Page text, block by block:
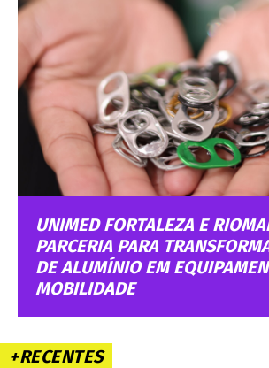
UNIMED FORTALEZA E
PARCERIA PARA
DE ALUMÍNIO EM
MOBILIDADE
+RECENTES